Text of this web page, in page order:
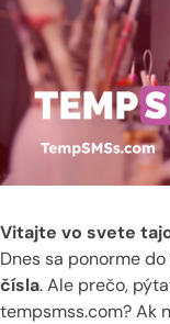
Vitajte vo svete
Dnes sa ponorme
čísla. Ale prečo,
tempsmss.com? Ak